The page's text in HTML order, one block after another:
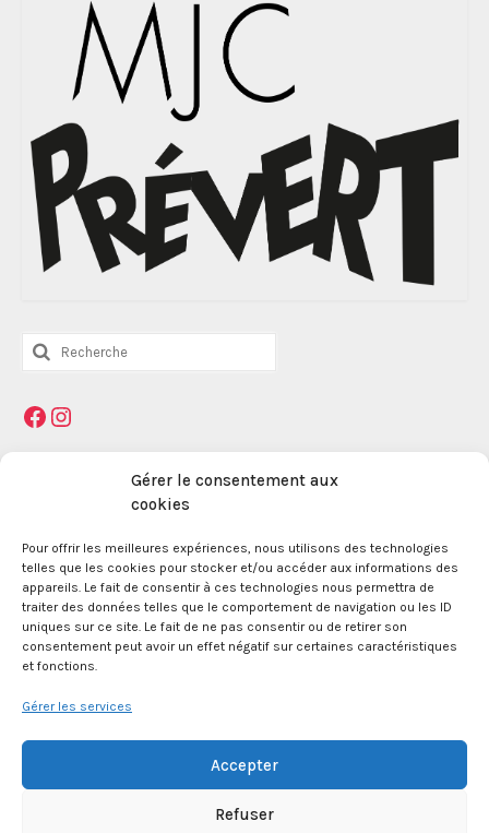
Gérer le consentement aux
cookies
Pour offrir les meilleures expériences, nous utilisons des technologies
telles que les cookies pour stocker et/ou accéder aux informations des
appareils. Le fait de consentir à ces technologies nous permettra de
traiter des données telles que le comportement de navigation ou les ID
uniques sur ce site. Le fait de ne pas consentir ou de retirer son
consentement peut avoir un effet négatif sur certaines caractéristiques
et fonctions.
Gérer les services
Accepter
Refuser
Rechercher
:
Facebook
Instagram
Mentions légales
La Maison des Jeunes et de la Culture Jacques
Prévert est une association enregistrée le 09
décembre 1959 auprès de la Préfecture des Bouches
du Rhône.
Provence.
SIRET 381 083 880 00017